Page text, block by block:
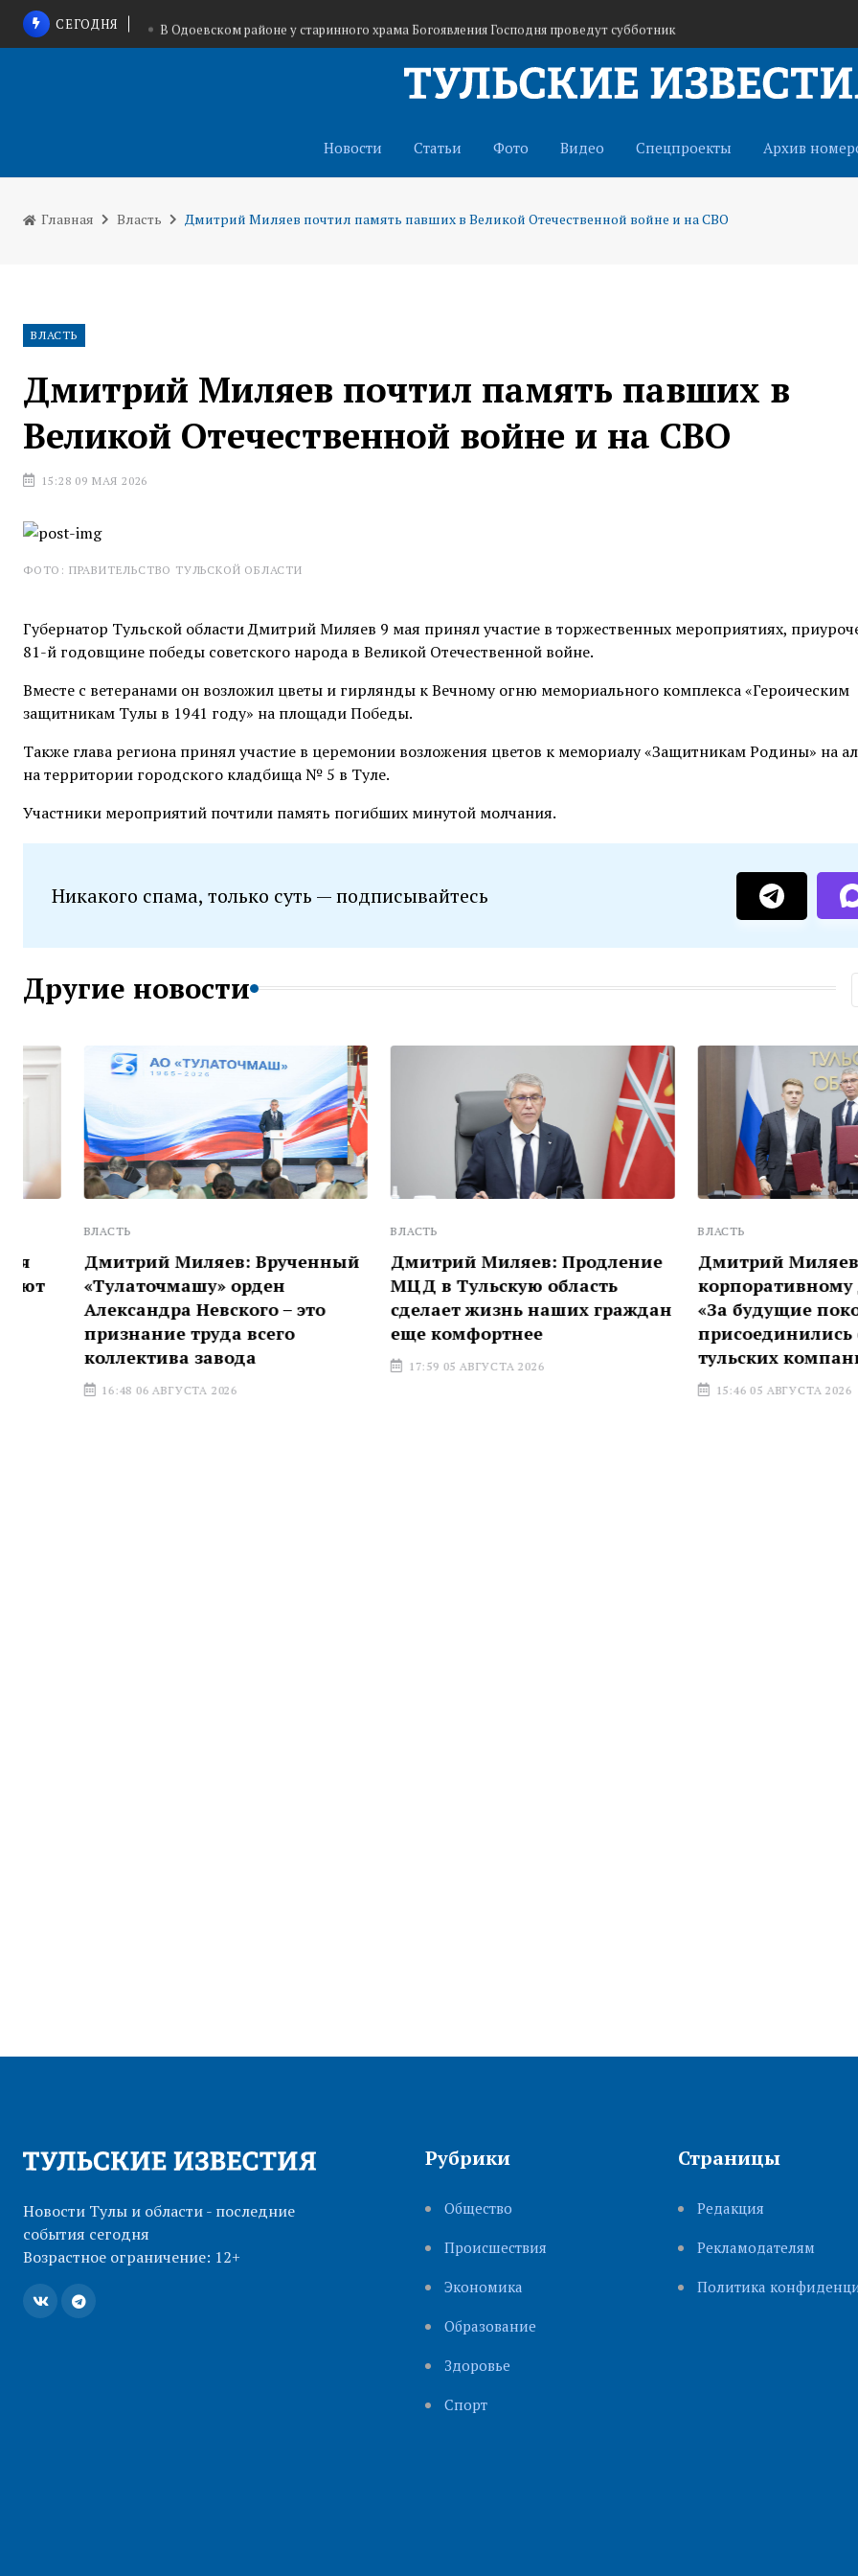
СЕГОДНЯ В Одоевском районе у старинного храма Богоявления Господня проведут субботник
В Тульской области идет набор добровольцев в отряд «БАРС-Тула» для защиты от БПЛА
Новости Статьи Фото Видео Спецпроекты Архив
Главная Власть Дмитрий Миляев почтил память павших в Великой Отечественной войне и на СВО
ВЛАСТЬ
Дмитрий Миляев почтил память павших в
Великой Отечественной войне и на СВО
15:28 09 МАЯ 2026
ФОТО: ПРАВИТЕЛЬСТВО ТУЛЬСКОЙ ОБЛАСТИ
Губернатор Тульской области Дмитрий Миляев 9 мая принял участие в торжественных мероприятиях,
81-й годовщине победы советского народа в Великой Отечественной войне.
Вместе с ветеранами он возложил цветы и гирлянды к Вечному огню мемориального комплекса «Героическим
защитникам Тулы в 1941 году» на площади Победы.
Также глава региона принял участие в церемонии возложения цветов к мемориалу «Защитникам Родины» на
на территории городского кладбища № 5 в Туле.
Участники мероприятий почтили память погибших минутой молчания.
Никакого спама, только суть — подписывайтесь
Другие новости
Дмитрий Миляев: Врученный
«Тулаточмашу» орден
Александра Невского – это
признание труда всего
коллектива завода
16:48 06 АВГУСТА 2026
Дмитрий Миляев: Продление
МЦД в Тульскую область
сделает жизнь наших граждан
еще комфортнее
17:59 05 АВГУСТА 2026
Дмитрий Миляев: К
корпоративному
«За будущие
присоединились еще 6
тульских компаний
15:46 05 АВГУСТА 2026
Новости Тулы и области - последние
события сегодня
Возрастное ограничение: 12+
Рубрики
Общество
Происшествия
Экономика
Образование
Здоровье
Cпорт
Страницы
Редакция
Рекламодателям
Политика